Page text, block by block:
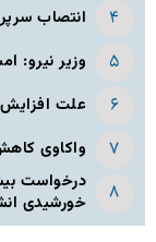
انتصاب
وزیر نیرو:
علت
واکاوی
خورشیدی